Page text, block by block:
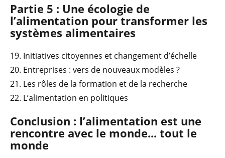
Partie 5 : Une écologie de
l’alimentation pour transformer les
systèmes alimentaires
19. Initiatives citoyennes et changement d’échelle
20. Entreprises : vers de nouveaux modèles ?
21. Les rôles de la formation et de la recherche
22. L’alimentation en politiques
Conclusion : l’alimentation est une
rencontre avec le monde... tout le
monde